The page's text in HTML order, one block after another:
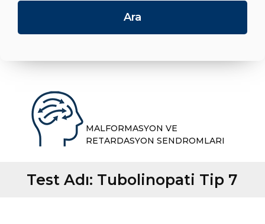
MALFORMASYON VE
RETARDASYON SENDROMLARI
Test Adı: Tubolinopati Tip 7